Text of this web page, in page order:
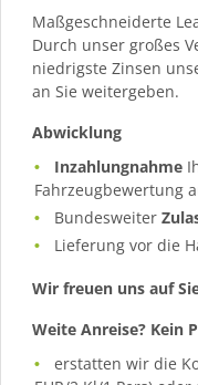
Maßgeschneiderte
Durch unser großes
niedrigste Zinsen
an Sie weitergeben.
Abwicklung
Inzahlungnahme
Fahrzeugbewertung
Bundesweiter
Lieferung vor die
Wir freuen uns auf
Weite Anreise? Kein
erstatten wir die